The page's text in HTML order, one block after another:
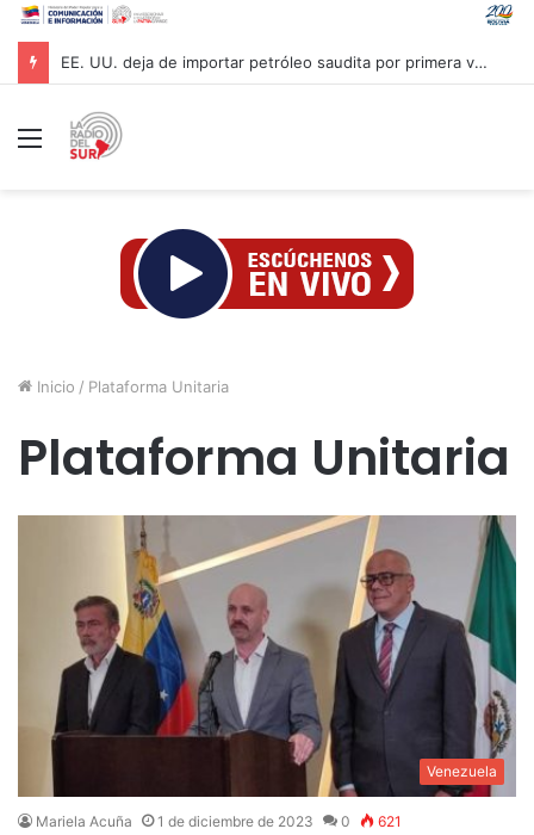
EE. UU. deja de importar petróleo saudita por primera vez en más de 40 años
Menú
Inicio / Plataforma Unitaria
Plataforma Unitaria
Venezuela
Mariela Acuña 1 de diciembre de 2023 0 621